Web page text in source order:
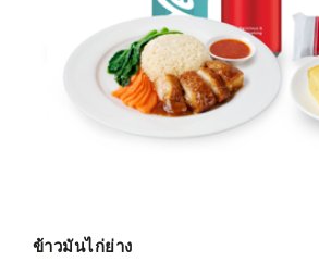
ข้าวมันไก่ย่าง